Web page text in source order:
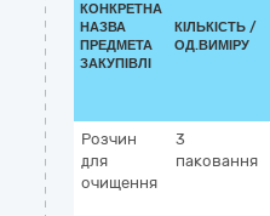
КОНКРЕТНА
НАЗВА
ПРЕДМЕТА
ЗАКУПІВЛІ
КІЛЬКІСТЬ /
ОД.ВИМІРУ
Розчин
для
очищення
3
паковання